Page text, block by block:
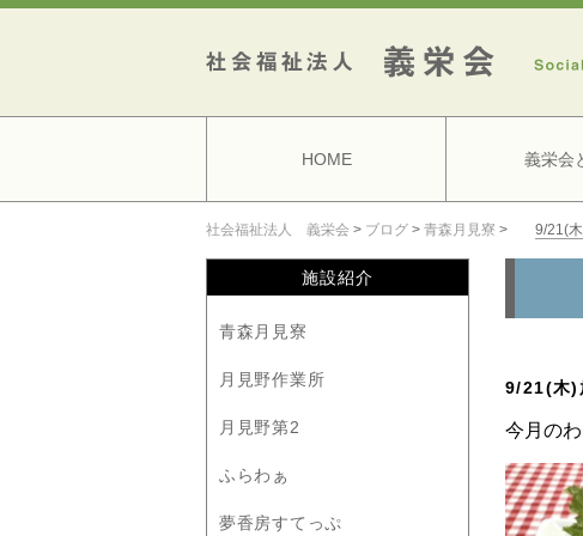
HOME 義栄会
社会福祉法人 義栄会 > ブログ > 青森月見寮 > 9/21(
施設紹介
青森月見寮
月見野作業所
月見野第2
ふらわぁ
夢香房すてっぷ
9/21(木)
今月の